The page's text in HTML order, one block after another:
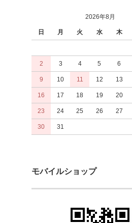
2026年8月
日 月 火 水 木
2 3 4 5 6
9 10 11 12 13
16 17 18 19 20
23 24 25 26 27
30 31
モバイルショップ